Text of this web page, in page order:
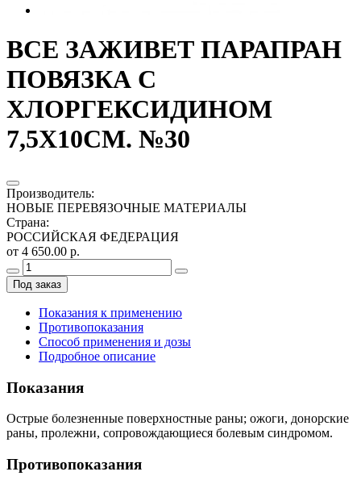
ВСЕ ЗАЖИВЕТ ПАРАПРАН
ПОВЯЗКА С
ХЛОРГЕКСИДИНОМ
7,5Х10СМ. №30
Производитель:
НОВЫЕ ПЕРЕВЯЗОЧНЫЕ МАТЕРИАЛЫ
Страна:
РОССИЙСКАЯ ФЕДЕРАЦИЯ
от 4 650.00 р.
Под заказ
Показания к применению
Противопоказания
Способ применения и дозы
Подробное описание
Показания
Острые болезненные поверхностные раны; ожоги, донорские
раны, пролежни, сопровождающиеся болевым синдромом.
Противопоказания